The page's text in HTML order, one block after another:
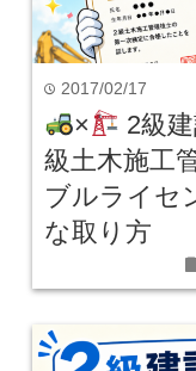
time 2017/02/17
×
2級
級土木施工
ブルライセ
な取り方